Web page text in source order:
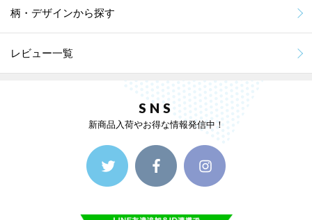
柄・デザインから探す
レビュー一覧
SNS
新商品入荷やお得な情報発信中！